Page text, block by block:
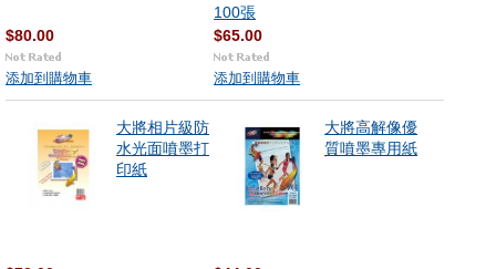
$80.00
添加到購物車
100張
$65.00
添加到購物車
大將相片級防
水光面噴墨打
印紙
大將高解像優
質噴墨專用紙